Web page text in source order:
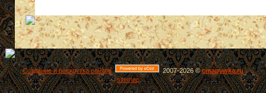
Создание и раскрутка сайтов 2007-2026 ©cmapywka.ru
sitemap